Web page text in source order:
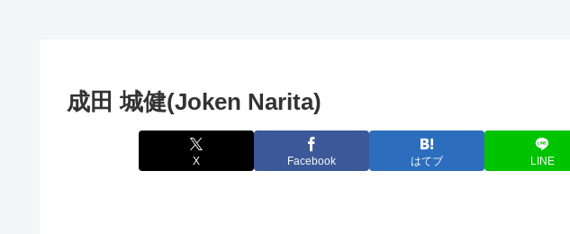
成田 城健(Joken Narita)
X Facebook はてブ LINE